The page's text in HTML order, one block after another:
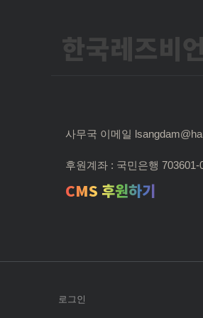
한국레즈비
사무국 이메일
후원계좌 : 국민은행
CMS 후원하기
로그인